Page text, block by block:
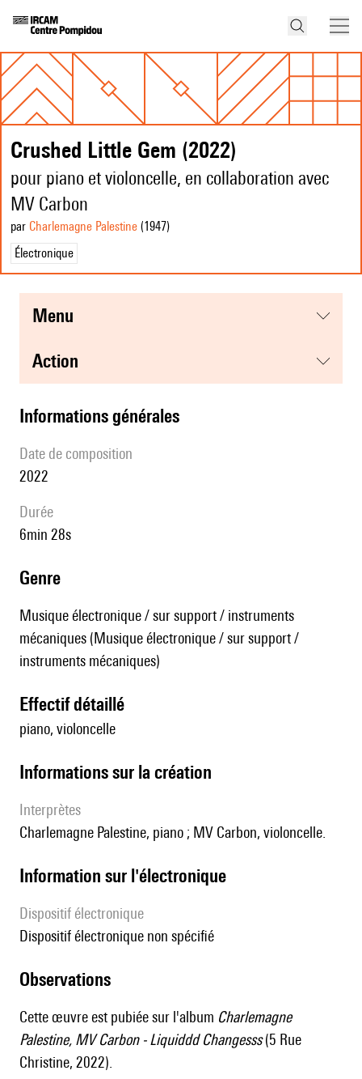
Crushed Little Gem (2022)
pour piano et violoncelle, en collaboration avec
MV Carbon
par Charlemagne Palestine (1947)
Électronique
menu
action
informations générales
date de composition
2022
durée
6min 28s
genre
Musique électronique / sur support / instruments
mécaniques (Musique électronique / sur support /
instruments mécaniques)
effectif détaillé
piano, violoncelle
informations sur la création
interprètes
Charlemagne Palestine, piano ; MV Carbon, violoncelle.
Information sur l'électronique
Dispositif électronique
dispositif électronique non spécifié
observations
Cette œuvre est pubiée sur l'album Charlemagne
Palestine, MV Carbon - Liquiddd Changesss(5 Rue
Christine, 2022).